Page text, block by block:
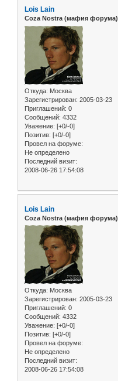
Lois Lain
Coza Nostra (мафия форума)
Откуда: Москва
Зарегистрирован: 2005-03-23
Приглашений: 0
Сообщений: 4332
Уважение: [+0/-0]
Позитив: [+0/-0]
Провел на форуме:
Не определено
Последний визит:
2008-06-26 17:54:08
Lois Lain
Coza Nostra (мафия форума)
Откуда: Москва
Зарегистрирован: 2005-03-23
Приглашений: 0
Сообщений: 4332
Уважение: [+0/-0]
Позитив: [+0/-0]
Провел на форуме:
Не определено
Последний визит:
2008-06-26 17:54:08